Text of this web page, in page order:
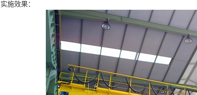
实施效果：